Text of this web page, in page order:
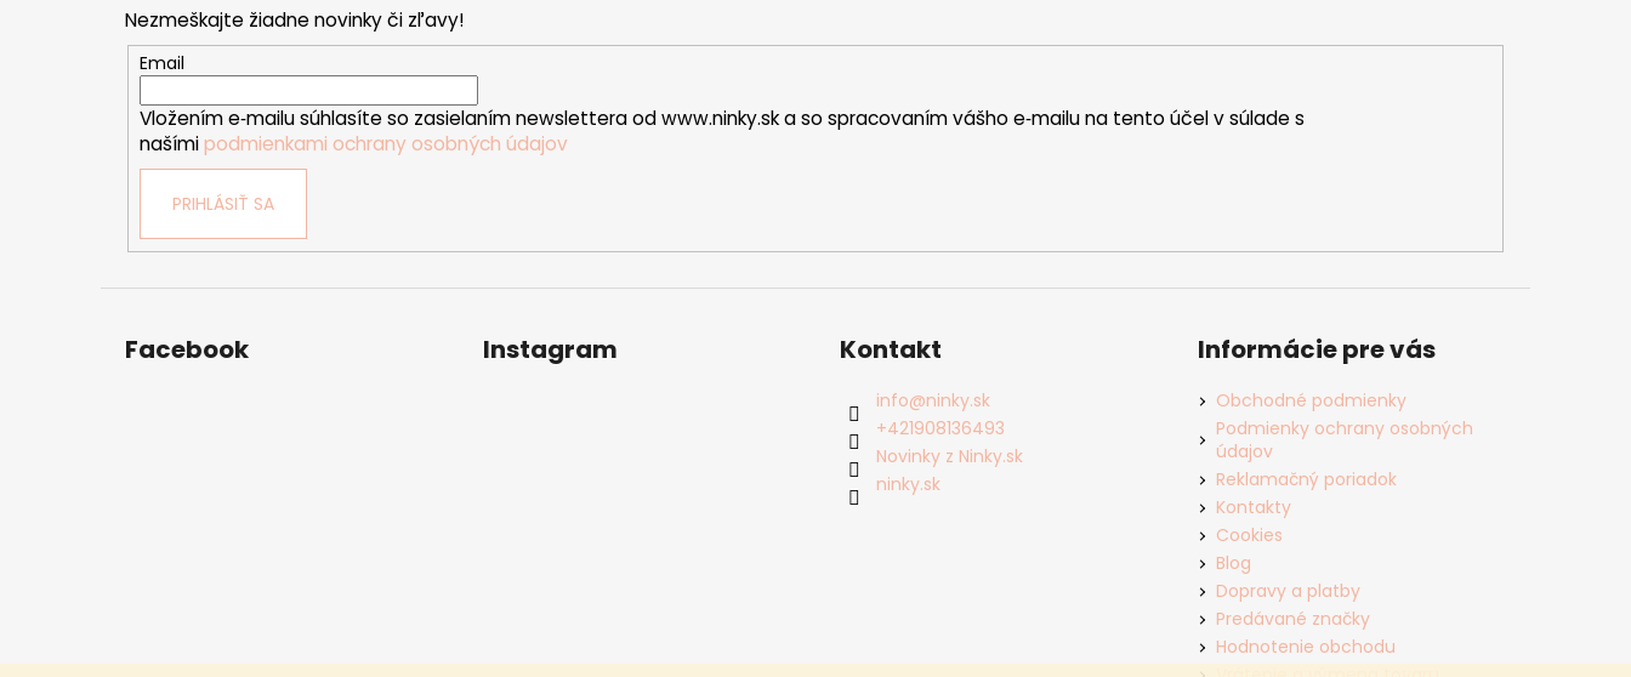
Nezmeškajte žiadne novinky či zľavy!
Email
Vložením e‑mailu súhlasíte so zasielaním newslettera od www.ninky.sk a so spracovaním vášho e‑mailu na tento účel v súlade s
našími podmienkami ochrany osobných údajov
PRIHLÁSIŤ SA
Facebook Instagram Kontakt
info@ninky.sk
+421908136493
Novinky z Ninky.sk
ninky.sk
Informácie pre vás
Obchodné podmienky
Podmienky ochrany osobných
údajov
Reklamačný poriadok
Kontakty
Cookies
Blog
Dopravy a platby
Predávané značky
Hodnotenie obchodu